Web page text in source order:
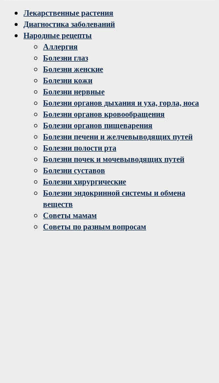
Facebook
Twitter
Instagram
YoutubeЛекарственные растения
Диагностика заболеваний
Народные рецепты
Аллергия
Болезни глаз
Болезни женские
Болезни кожи
Болезни нервные
Болезни органов дыхания и уха, горла, носа
Болезни органов кровообращения
Болезни органов пищеварения
Болезни печени и желчевыводящих путей
Болезни полости рта
Болезни почек и мочевыводящих путей
Болезни суставов
Болезни хирургические
Болезни эндокринной системы и обмена
веществ
Советы мамам
Советы по разным вопросам